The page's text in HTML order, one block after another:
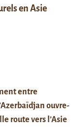
en Asie
entre
ouvre-
route vers l’Asie